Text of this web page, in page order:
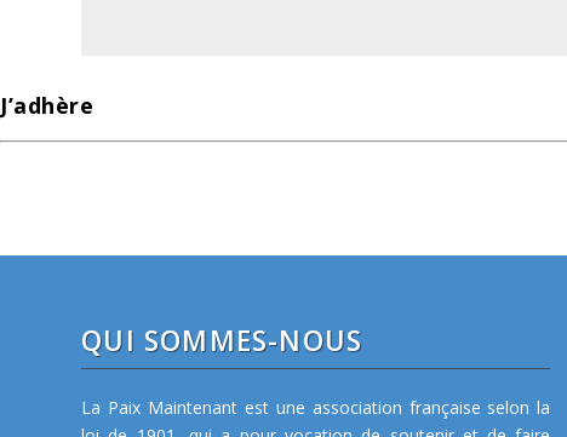
J’adhère
QUI SOMMES-NOUS
La Paix Maintenant est une association française selon la